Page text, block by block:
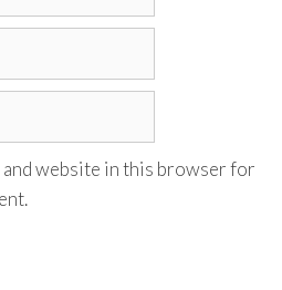
and website in this browser for